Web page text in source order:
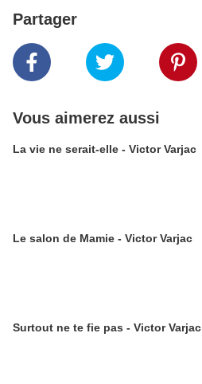
Partager
Vous aimerez aussi
La vie ne serait-elle - Victor Varjac
Le salon de Mamie - Victor Varjac
Surtout ne te fie pas - Victor Varjac